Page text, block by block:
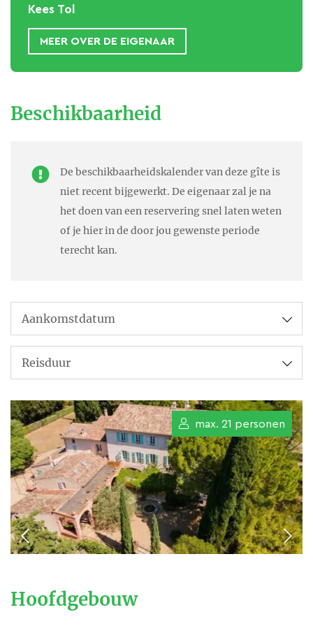
een pumptrack, een bmx/bike park, speeltuintjes en
een sportzaal met fitnessruimte en klimmuur.
Het centrum van
aan deMiddellandse Zee.
Kees Tol
MEER OVER DE EIGENAAR
Volendam Nederland. Jong
charmante Tempeliersstadje
Lorgues met zijn enorme
Provençaalse dinsdag markt.
Voor de kinderen zijn er dan
geplaatst. Grote schommel,
kleine schommel, glijbanen, jeu
Bastide du Pin is een prachtig
authentiek 18e eeuws, zeer
recent gerenoveerd
vakantieverblijf. Een mix van
geschiedenis en hedendaagse
luxe!
de 18e eeuw toen het, voor rijke
Beschikbaarheid
De beschikbaarheidskalender van deze gîte is
niet recent bijgewerkt. De eigenaar zal je na
het doen van een reservering snel laten weten
of je hier in de door jou gewenste periode
terecht kan.
max. 21 personen
Hoofdgebouw